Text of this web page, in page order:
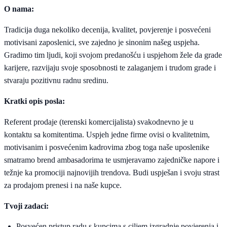
O nama:
Tradicija duga nekoliko decenija, kvalitet, povjerenje i posvećeni
motivisani zaposlenici, sve zajedno je sinonim našeg uspjeha.
Gradimo tim ljudi, koji svojom predanošću i uspjehom žele da grade
karijere, razvijaju svoje sposobnosti te zalaganjem i trudom grade i
stvaraju pozitivnu radnu sredinu.
Kratki opis posla:
Referent prodaje (terenski komercijalista) svakodnevno je u
kontaktu sa komitentima. Uspjeh jedne firme ovisi o kvalitetnim,
motivisanim i posvećenim kadrovima zbog toga naše uposlenike
smatramo brend ambasadorima te usmjeravamo zajedničke napore i
težnje ka promociji najnovijih trendova. Budi uspješan i svoju strast
za prodajom prenesi i na naše kupce.
Tvoji zadaci: